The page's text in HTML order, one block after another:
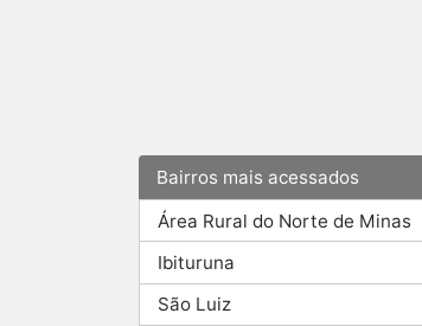
Bairros mais acessados
Área Rural do Norte de Minas
Ibituruna
São Luiz